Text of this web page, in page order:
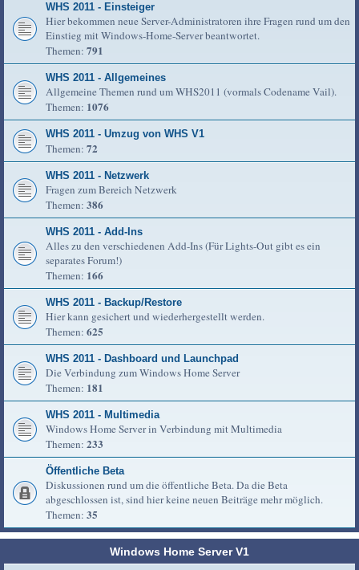
WHS 2011 - Einsteiger
Hier bekommen neue Server-Administratoren ihre Fragen rund um den
Einstieg mit Windows-Home-Server beantwortet.
Themen: 791
WHS 2011 - Allgemeines
Allgemeine Themen rund um WHS2011 (vormals Codename Vail).
Themen: 1076
WHS 2011 - Umzug von WHS V1
Themen: 72
WHS 2011 - Netzwerk
Fragen zum Bereich Netzwerk
Themen: 386
WHS 2011 - Add-Ins
Alles zu den verschiedenen Add-Ins (Für Lights-Out gibt es ein
separates Forum!)
Themen: 166
WHS 2011 - Backup/Restore
Hier kann gesichert und wiederhergestellt werden.
Themen: 625
WHS 2011 - Dashboard und Launchpad
Die Verbindung zum Windows Home Server
Themen: 181
WHS 2011 - Multimedia
Windows Home Server in Verbindung mit Multimedia
Themen: 233
Öffentliche Beta
Diskussionen rund um die öffentliche Beta. Da die Beta
abgeschlossen ist, sind hier keine neuen Beiträge mehr möglich.
Themen: 35
Windows Home Server V1